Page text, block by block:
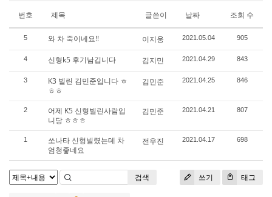
번호 제목 글쓴이 날짜 조회 수
5 와 차 죽이네요!! 이지웅 2021.05.04 905
4 신형k5 후기남깁니다 김지민 2021.04.29 843
3
K3 빌린 김민준입니다 ㅎ
ㅎㅎ
김민준 2021.04.25 846
2
어제 K5 신형빌린사람입
니당 ㅎㅎㅎ
김민준 2021.04.21 807
1
쏘나타 신형빌렸는데 차
엄청좋네요
전우진 2021.04.17 698
쓰기 태그
검색